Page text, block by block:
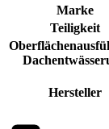
Marke
Teiligkeit
Hersteller